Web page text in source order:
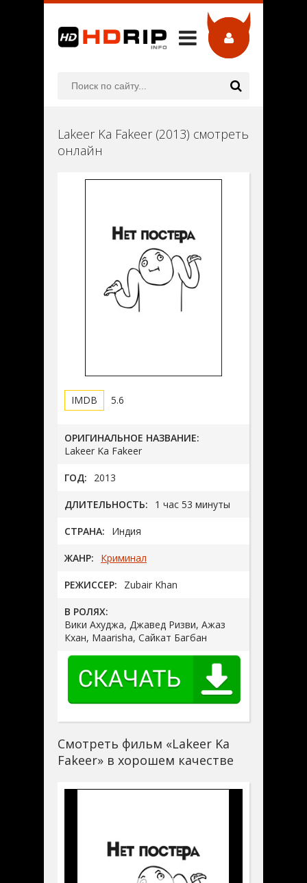
Lakeer Ka Fakeer (2013) смотреть
онлайн
5.6
ОРИГИНАЛЬНОЕ НАЗВАНИЕ:
Lakeer Ka Fakeer
ГОД: 2013
ДЛИТЕЛЬНОСТЬ: 1 час 53 минуты
СТРАНА: Индия
ЖАНР: Криминал
РЕЖИССЕР: Zubair Khan
В РОЛЯХ:
Вики Ахуджа, Джавед Ризви, Ажаз
Кхан, Maarisha, Сайкат Багбан
Смотреть фильм «Lakeer Ka
Fakeer» в хорошем качестве